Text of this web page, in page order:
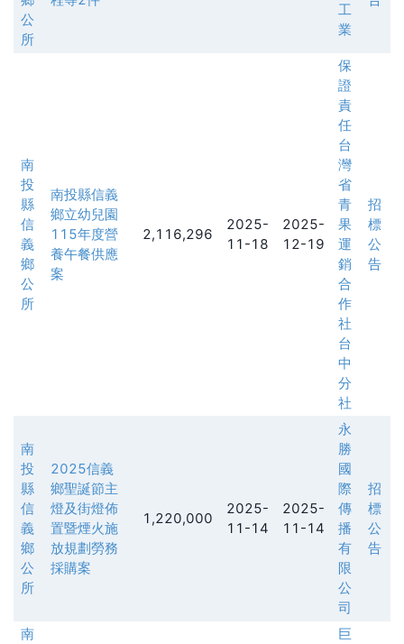
公
所
工
業
南
投
縣
信
義
鄉
公
所
南投縣信義
鄉立幼兒園
115年度營
養午餐供應
案
2,116,296
2025-
11-18
2025-
12-19
保
證
責
任
台
灣
省
青
果
運
銷
合
作
社
台
中
分
社
招
標
公
告
南
投
縣
信
義
鄉
公
所
2025信義
鄉聖誕節主
燈及街燈佈
置暨煙火施
放規劃勞務
採購案
1,220,000
2025-
11-14
2025-
11-14
永
勝
國
際
傳
播
有
限
公
司
招
標
公
告
南
巨